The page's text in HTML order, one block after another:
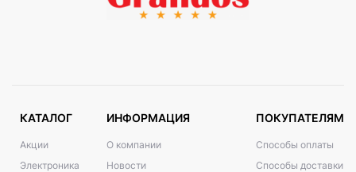
КАТАЛОГ
Акции
Электроника
ИНФОРМАЦИЯ
О компании
Новости
ПОКУПАТЕЛЯМ
Способы оплаты
Способы доставки